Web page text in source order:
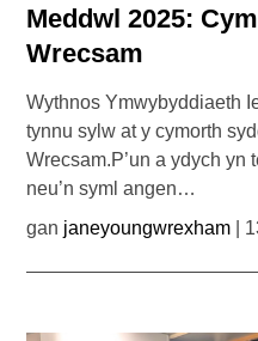
Meddwl 2025:
Wrecsam
Wythnos Ymwybyddiaeth
tynnu sylw at y cymorth
Wrecsam.P’un a ydych yn
neu’n syml angen…
gan janeyoungwrexham |